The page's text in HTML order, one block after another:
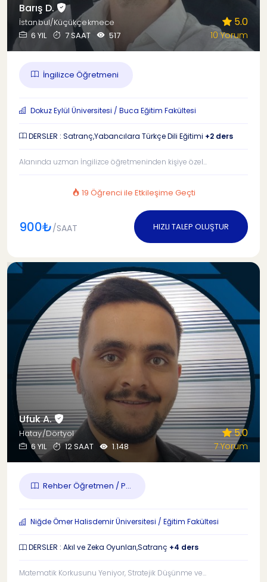
Barış D.
İstanbul/Küçükçekmece
6 YIL
7 SAAT 517
5.0
10 Yorum
İngilizce Öğretmeni
Dokuz Eylül Üniversitesi / Buca Eğitim Fakültesi
DERSLER : Satranç,Yabancılara Türkçe Dili Eğitimi +2 ders
Alanında uzman İngilizce öğretmeninden kişiye özel...
19 Öğrenci ile Etkileşime Geçti
900₺/SAAT HIZLI TALEP OLUŞTUR
Ufuk A.
Hatay/Dörtyol
6 YIL
12 SAAT 1.148
5.0
7 Yorum
Rehber Öğretmen / P...
Niğde Ömer Halisdemir Üniversitesi / Eğitim Fakültesi
DERSLER : Akıl ve Zeka Oyunları,Satranç +4 ders
Matematik Korkusunu Yeniyor, Stratejik Düşünme ve...